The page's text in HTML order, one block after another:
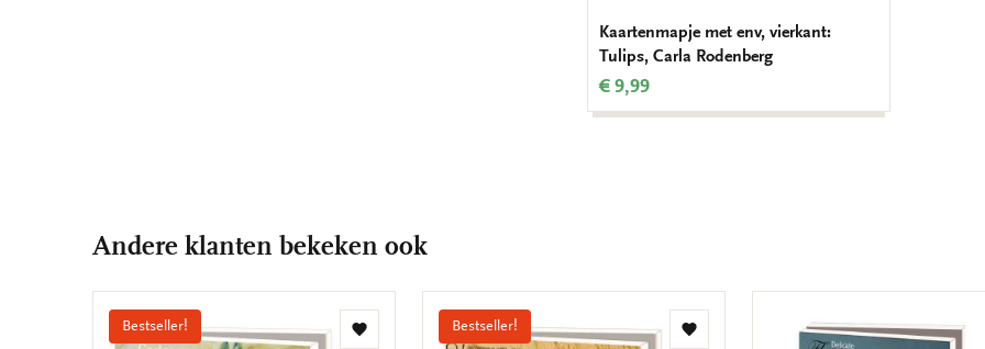
Kaartenmapje met env, vierkant:
Tulips, Carla Rodenberg
€ 9,99
Andere klanten bekeken ook
Bestseller!
Toevoegen
Bestseller!
Toevoegen